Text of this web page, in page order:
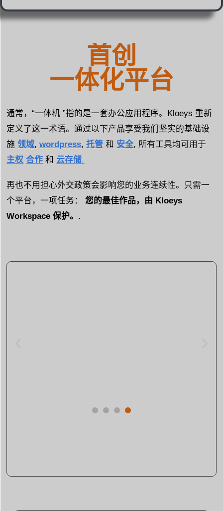
首创
一体化平台
通常，“一体机 ”指的是一套办公应用程序。Kloeys 重新
定义了这一术语。通过以下产品享受我们坚实的基础设
施领域,wordpress,托管 和 安全, 所有工具均可用于
主权 合作 和 云存储.
再也不用担心外交政策会影响您的业务连续性。只需一
个平台，一项任务：您的最佳作品，由 Kloeys
Workspace 保护。.